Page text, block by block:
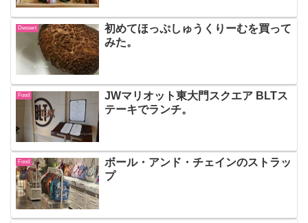
Dessert
初めてほっぷしゅうくりーむを買って
みた。
Food
JWマリオット東大門スクエア BLTス
テーキでランチ。
Food
ボール・アンド・チェインのストラッ
プ